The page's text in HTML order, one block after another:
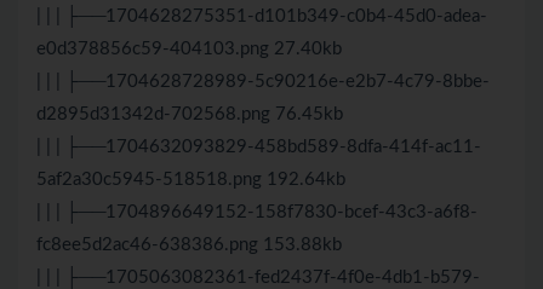
| | | ├──1704628275351-d101b349-c0b4-45d0-adea-
e0d378856c59-404103.png 27.40kb
| | | ├──1704628728989-5c90216e-e2b7-4c79-8bbe-
d2895d31342d-702568.png 76.45kb
| | | ├──1704632093829-458bd589-8dfa-414f-ac11-
5af2a30c5945-518518.png 192.64kb
| | | ├──1704896649152-158f7830-bcef-43c3-a6f8-
fc8ee5d2ac46-638386.png 153.88kb
| | | ├──1705063082361-fed2437f-4f0e-4db1-b579-